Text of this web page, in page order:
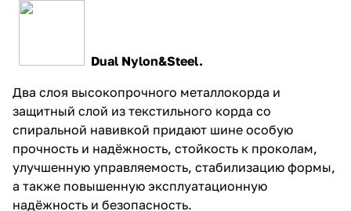
Dual Nylon&Steel.
Два слоя высокопрочного металлокорда и
защитный слой из текстильного корда со
спиральной навивкой придают шине особую
прочность и надёжность, стойкость к проколам,
улучшенную управляемость, стабилизацию формы,
а также повышенную эксплуатационную
надёжность и безопасность.